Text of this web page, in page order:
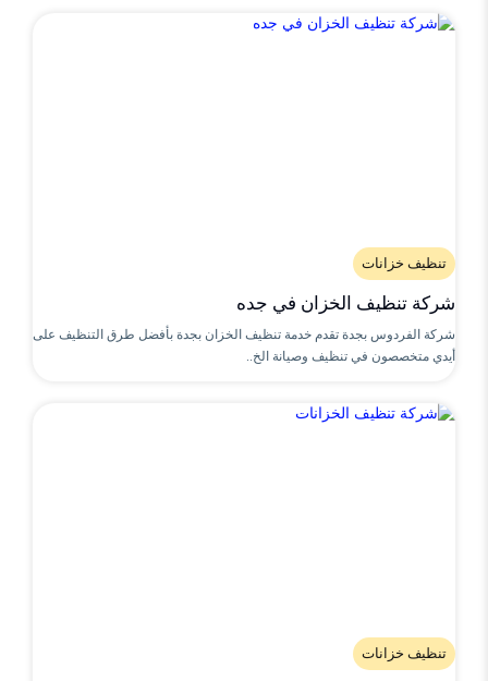
تنظيف خزانات
شركة تنظيف الخزان في جده
شركة الفردوس بجدة تقدم خدمة تنظيف الخزان بجدة بأفضل طرق التنظيف على
أيدي متخصصون في تنظيف وصيانة الخ..
تنظيف خزانات